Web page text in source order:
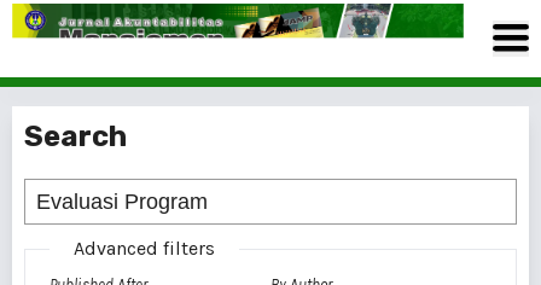
Search
Advanced filters